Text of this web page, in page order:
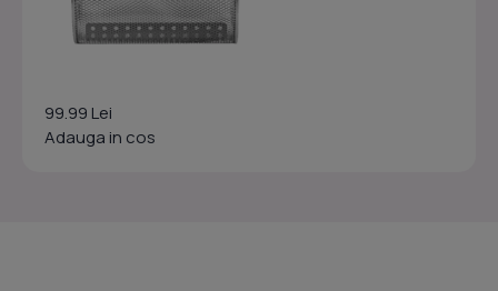
99.99 Lei
Adauga in cos